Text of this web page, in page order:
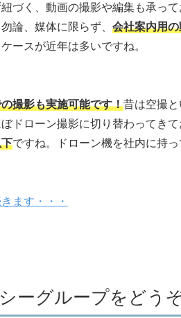
づく、動画の撮影や編集も承っ
論、媒体に限らず、 会社案内用
ースが近年は多いですね。
撮影も実施可能です！昔は空撮
ぼドローン撮影に切り替わってき
ですね。ドローン機を社内に持
ます・・・
ーグループをどう